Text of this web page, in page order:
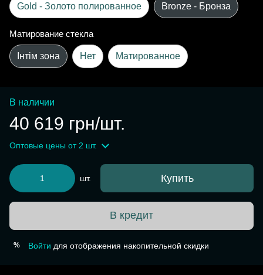
Gold - Золото полированное Bronze - Бронза
Матирование стекла
Інтім зона Нет Матированное
В наличии
40 619 грн/шт.
Оптовые цены от 2 шт.
шт. Купить
В кредит
% Войти для отображения накопительной скидки